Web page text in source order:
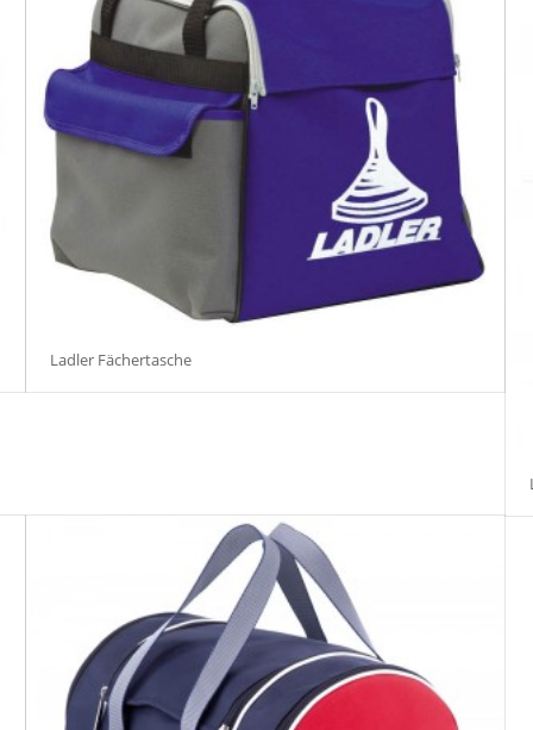
Ladler Fächertasche